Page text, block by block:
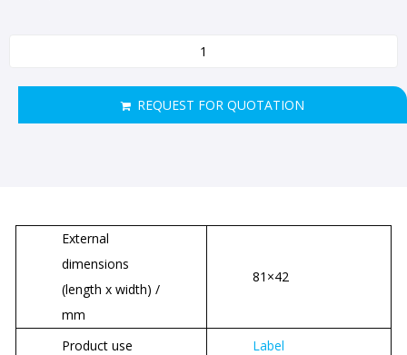
REQUEST FOR QUOTATION
External
dimensions
(length x width) /
mm
81×42
Product use
Label